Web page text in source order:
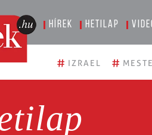
Hírek Hetilap
# IZRAEL #